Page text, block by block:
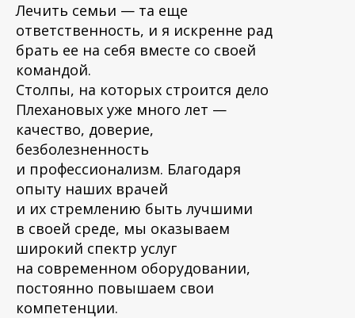
Лечить семьи — та еще
ответственность, и я искренне рад
брать ее на себя вместе со своей
командой.
Столпы, на которых строится дело
Плехановых уже много лет —
качество, доверие,
безболезненность
и профессионализм. Благодаря
опыту наших врачей
и их стремлению быть лучшими
в своей среде, мы оказываем
широкий спектр услуг
на современном оборудовании,
постоянно повышаем свои
компетенции.